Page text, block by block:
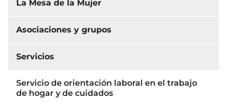
La Mesa de la Mujer
Asociaciones y grupos
Servicios
Servicio de orientación laboral en el trabajo
de hogar y de cuidados